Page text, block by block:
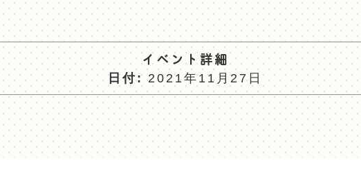
イベント詳細
日付: 2021年11月27日